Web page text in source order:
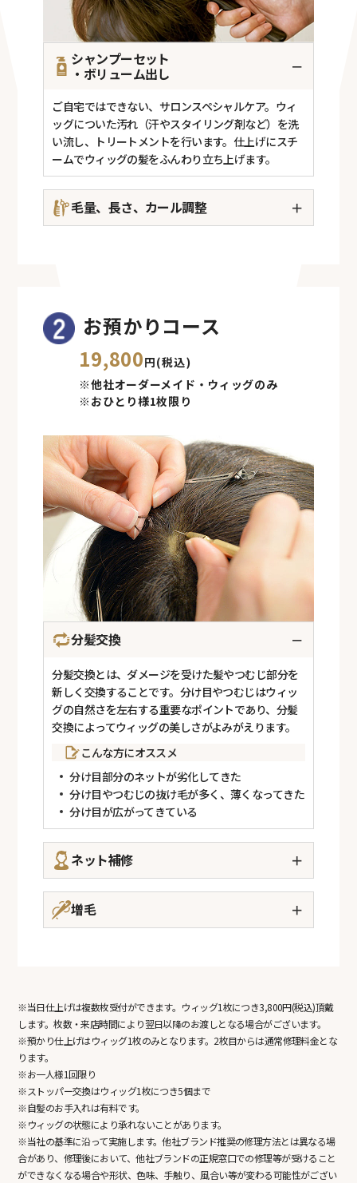
シャンプーセット
・ボリューム出し －
ご自宅ではできない、サロンスペシャルケア。ウィ
ッグについた汚れ（汗やスタイリング剤など）を洗
い流し、トリートメントを行います。仕上げにスチ
ームでウィッグの髪をふんわり立ち上げます。
毛量、長さ、カール調整 ＋
お預かりコース
19,800円(税込)
※他社オーダーメイド・ウィッグのみ
※おひとり様1枚限り
分髪交換 －
分髪交換とは、ダメージを受けた髪やつむじ部分を
新しく交換することです。分け目やつむじはウィッ
グの自然さを左右する重要なポイントであり、分髪
交換によってウィッグの美しさがよみがえります。
こんな方にオススメ
分け目部分のネットが劣化してきた
分け目やつむじの抜け毛が多く、薄くなってきた
分け目が広がってきている
ネット補修 ＋
り、快適にお使いいただけます。
こんな方にオススメ
増毛 ＋
髪が抜けてネットが透けている
ウィッグ全体のボリュームが減ってきた気がする
※当日仕上げは複数枚受付ができます。ウィッグ1枚につき3,800円(税込)頂戴
します。枚数・来店時間により翌日以降のお渡しとなる場合がございます。
※預かり仕上げはウィッグ1枚のみとなります。2枚目からは通常修理料金とな
ります。
※お一人様1回限り
※ストッパー交換はウィッグ1枚につき5個まで
※自髪のお手入れは有料です。
※ウィッグの状態により承れないことがあります。
※当社の基準に沿って実施します。他社ブランド推奨の修理方法とは異なる場
合があり、修理後において、他社ブランドの正規窓口での修理等が受けること
ができなくなる場合や形状、色味、手触り、風合い等が変わる可能性がござい